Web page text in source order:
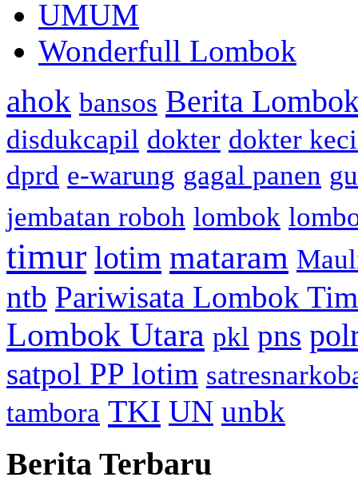
UMUM
Wonderfull Lombok
ahok bansos Berita
disdukcapil dokter dokter
dprd e-warung gagal panen
jembatan roboh lombok
timur lotim mataram
ntb Pariwisata Lombok
Lombok Utara pkl pns
satpol PP lotim
tambora TKI UN unbk
Berita Terbaru